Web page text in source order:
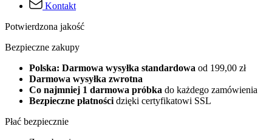
Kontakt
Potwierdzona jakość
Bezpieczne zakupy
Polska: Darmowa wysyłka standardowa od 199,00 zł
Darmowa wysyłka zwrotna
Co najmniej 1 darmowa próbka do każdego zamówienia
Bezpieczne płatności dzięki certyfikatowi SSL
Płać bezpiecznie